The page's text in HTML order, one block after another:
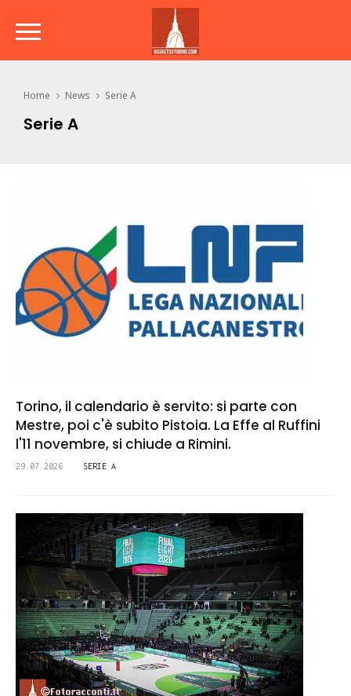
Home News Serie A
Serie A
Torino, il calendario è servito: si parte con
Mestre, poi c'è subito Pistoia. La Effe al Ruffini
l'11 novembre, si chiude a Rimini.
29.07.2026 SERIE A